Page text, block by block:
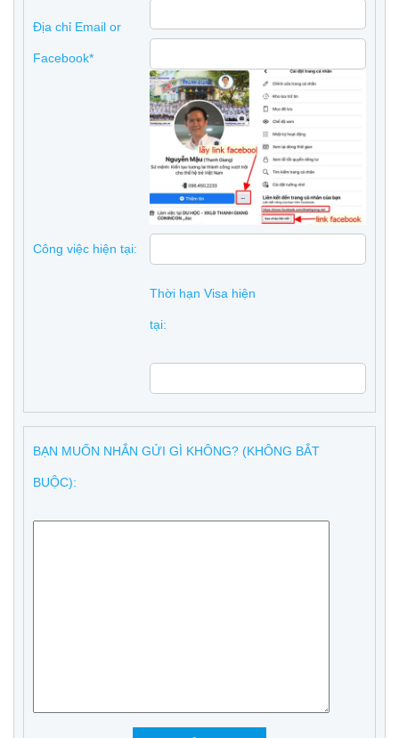
Địa chỉ Email or
Facebook*
Công việc hiện tại:
Thời hạn Visa hiện
tại:
BẠN MUỐN NHẮN GỬI GÌ KHÔNG? (KHÔNG BẮT
BUỘC):